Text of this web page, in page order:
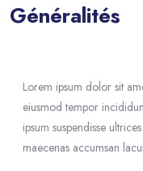
Généralités
Lorem ipsum dolor sit
eiusmod tempor
ipsum suspendisse
maecenas accumsan